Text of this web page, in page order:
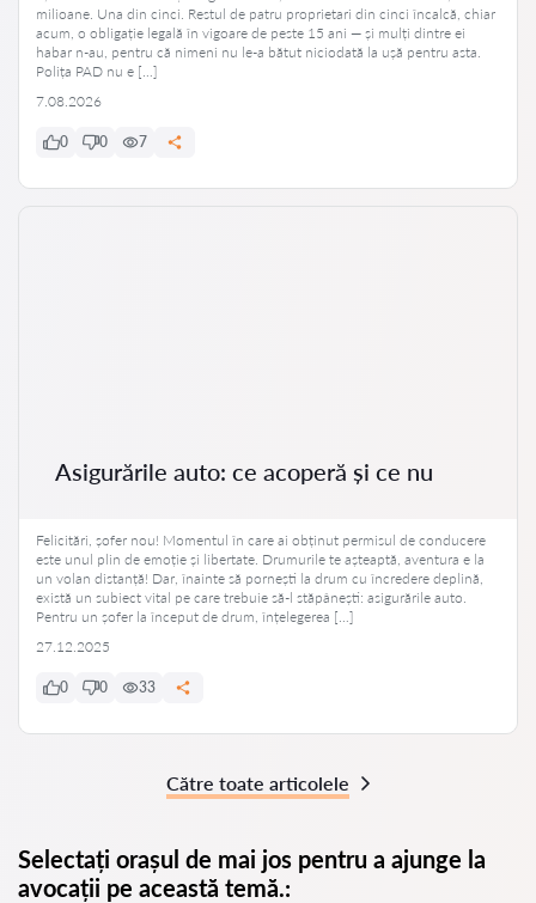
milioane. Una din cinci. Restul de patru proprietari din cinci încalcă, chiar
acum, o obligație legală în vigoare de peste 15 ani — și mulți dintre ei
habar n-au, pentru că nimeni nu le-a bătut niciodată la ușă pentru asta.
Polița PAD nu e […]
7.08.2026
0 0 7
Asigurările auto: ce acoperă și ce nu
Felicitări, șofer nou! Momentul în care ai obținut permisul de conducere
este unul plin de emoție și libertate. Drumurile te așteaptă, aventura e la
un volan distanță! Dar, înainte să pornești la drum cu încredere deplină,
există un subiect vital pe care trebuie să-l stăpânești: asigurările auto.
Pentru un șofer la început de drum, înțelegerea […]
27.12.2025
0 0 33
Către toate articolele
Selectați orașul de mai jos pentru a ajunge la
avocații pe această temă.: